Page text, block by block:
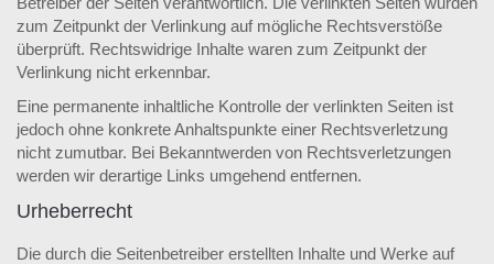
zum Zeitpunkt der Verlinkung auf mögliche Rechtsverstöße
überprüft. Rechtswidrige Inhalte waren zum Zeitpunkt der
Verlinkung nicht erkennbar.
Eine permanente inhaltliche Kontrolle der verlinkten Seiten ist
jedoch ohne konkrete Anhaltspunkte einer Rechtsverletzung
nicht zumutbar. Bei Bekanntwerden von Rechtsverletzungen
werden wir derartige Links umgehend entfernen.
Urheberrecht
Die durch die Seitenbetreiber erstellten Inhalte und Werke auf